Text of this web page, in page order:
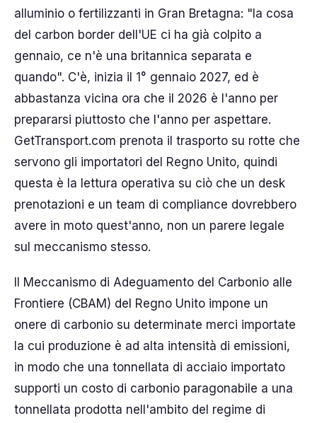
alluminio o fertilizzanti in Gran Bretagna: "la cosa
del carbon border dell'UE ci ha già colpito a
gennaio, ce n'è una britannica separata e
quando". C'è, inizia il 1° gennaio 2027, ed è
abbastanza vicina ora che il 2026 è l'anno per
prepararsi piuttosto che l'anno per aspettare.
GetTransport.com prenota il trasporto su rotte che
servono gli importatori del Regno Unito, quindi
questa è la lettura operativa su ciò che un desk
prenotazioni e un team di compliance dovrebbero
avere in moto quest'anno, non un parere legale
sul meccanismo stesso.
Il Meccanismo di Adeguamento del Carbonio alle
Frontiere (CBAM) del Regno Unito impone un
onere di carbonio su determinate merci importate
la cui produzione è ad alta intensità di emissioni,
in modo che una tonnellata di acciaio importato
supporti un costo di carbonio paragonabile a una
tonnellata prodotta nell'ambito del regime di